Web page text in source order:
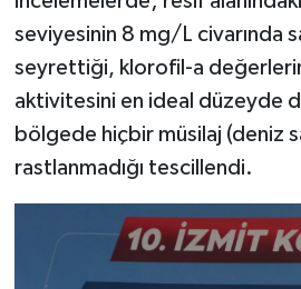
seviyesinin 8 mg/L civarında
seyrettiği, klorofil-a
aktivitesini en ideal düzeyde
bölgede hiçbir müsilaj (deniz
rastlanmadığı tescillendi.